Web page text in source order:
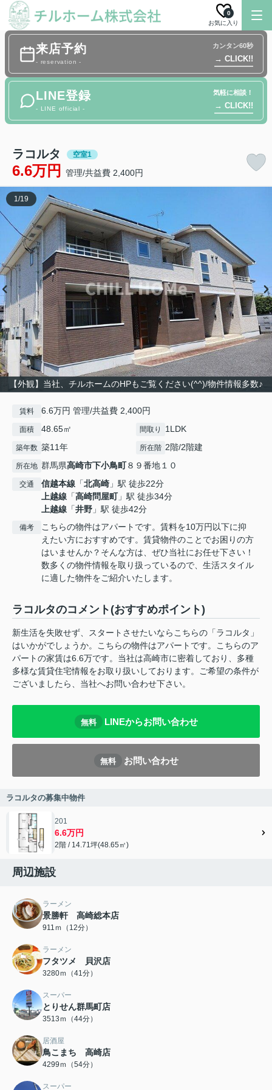
お気に入り
0
来店予約
- reservation -
カンタン60秒
→ CLICK!!
LINE登録
- LINE official -
気軽に相談！
→ CLICK!!
ラコルタ 空室1
6.6万円 管理/共益費 2,400円
【外観】当社、チルホームのHPもご覧ください(^^)/物件情報多数♪
1/19
賃料 6.6万円 管理/共益費 2,400円
面積 48.65㎡ 間取り 1LDK
築年数 築11年 所在階 2階/2階建
所在地 群馬県高崎市下小鳥町８９番地１０
交通 信越本線 「北高崎 」駅 徒歩22分
上越線 「高崎問屋町」駅 徒歩34分
上越線 「井野 」駅 徒歩42分
備考
こちらの物件はアパートです。賃料を10万円以下に抑
えたい方におすすめです。賃貸物件のことでお困りの方
はいませんか？そんな方は、ぜひ当社にお任せ下さい！
数多くの物件情報を取り扱っているので、生活スタイル
に適した物件をご紹介いたします。
ラコルタのコメント(おすすめポイント)
新生活を失敗せず、スタートさせたいならこちらの「ラコルタ」
はいかがでしょうか。こちらの物件はアパートです。こちらのア
パートの家賃は6.6万です。当社は高崎市に密着しており、多種
多様な賃貸住宅情報をお取り扱いしております。ご希望の条件が
ございましたら、当社へお問い合わせ下さい。
無料 LINEからお問い合わせ
無料 お問い合わせ
ラコルタの募集中物件
201
6.6万円
2階 / 14.71坪(48.65㎡)
周辺施設
ラーメン
景勝軒 高崎総本店
911ｍ（12分）
ラーメン
フタツメ 貝沢店
3280ｍ（41分）
スーパー
とりせん群馬町店
3513ｍ（44分）
居酒屋
鳥こまち 高崎店
4299ｍ（54分）
スーパー